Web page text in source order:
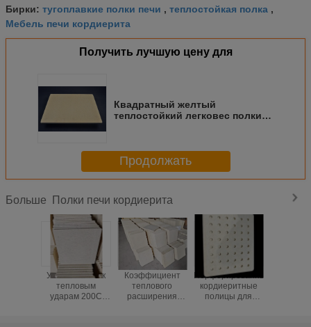
Бирки: тугоплавкие полки печи , теплостойкая полка ,
Мебель печи кордиерита
Получить лучшую цену для
Квадратный желтый
теплостойкий легковес полки
Продолжать
Больше Полки печи кордиерита
Устойчивость к
тепловым
ударам 200C
Коэффициент
теплового
расширения
Перфорированные
кордиеритные
полицы для